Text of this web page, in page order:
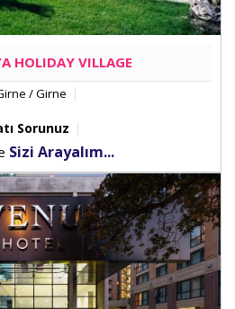
HOLIDAY VILLAGE
/ Girne
Sorunuz
Sizi Arayalım...